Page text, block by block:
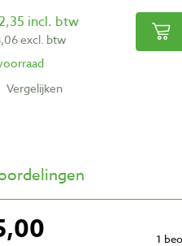
incl. btw
excl. btw
Vergelijken